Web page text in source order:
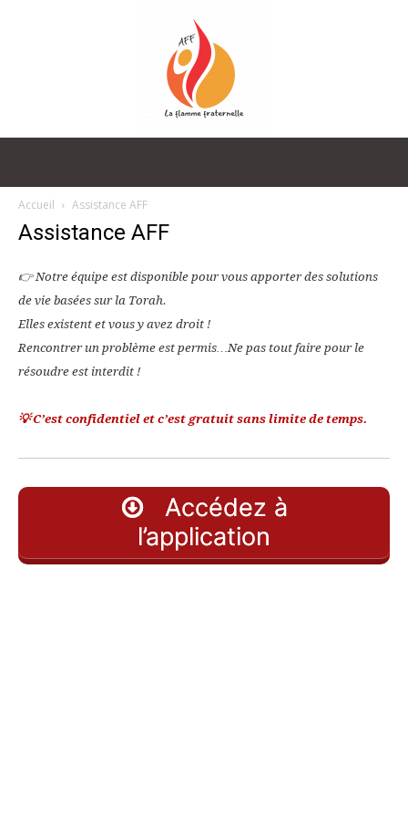
Fraternelle
–
AFF
Accueil Assistance AFF
Assistance AFF
👉 Notre équipe est disponible pour vous apporter des solutions
de vie basées sur la Torah.
Elles existent et vous y avez droit !
Rencontrer un problème est permis…Ne pas tout faire pour le
résoudre est interdit !
💡 C’est confidentiel et c’est gratuit sans limite de temps.
Accédez à
l’application